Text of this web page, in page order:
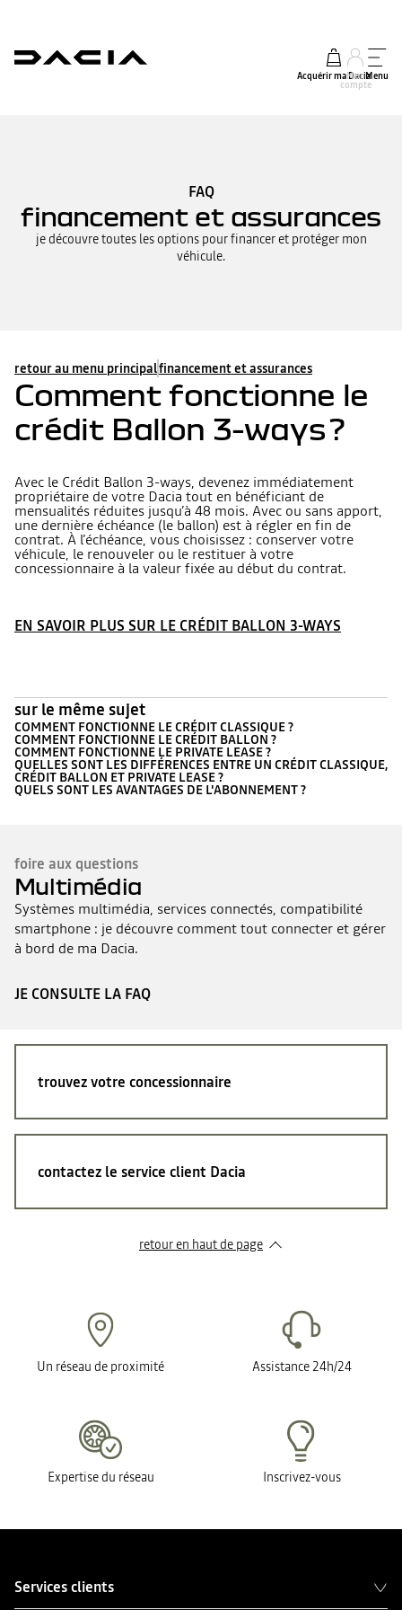
Acquérir ma Dacia
Mon
compte
Menu
FAQ
financement et assurances
je découvre toutes les options pour financer et protéger mon
véhicule.
retour au menu principalfinancement et assurances
Comment fonctionne le
crédit Ballon 3-ways ?
Avec le Crédit Ballon 3-ways, devenez immédiatement
propriétaire de votre Dacia tout en bénéficiant de
mensualités réduites jusqu’à 48 mois. Avec ou sans apport,
une dernière échéance (le ballon) est à régler en fin de
contrat. À l’échéance, vous choisissez : conserver votre
véhicule, le renouveler ou le restituer à votre
concessionnaire à la valeur fixée au début du contrat.
EN SAVOIR PLUS SUR LE CRÉDIT BALLON 3-WAYS
sur le même sujet
COMMENT FONCTIONNE LE CRÉDIT CLASSIQUE ?
COMMENT FONCTIONNE LE CRÉDIT BALLON ?
COMMENT FONCTIONNE LE PRIVATE LEASE ?
QUELLES SONT LES DIFFÉRENCES ENTRE UN CRÉDIT CLASSIQUE,
CRÉDIT BALLON ET PRIVATE LEASE ?
QUELS SONT LES AVANTAGES DE L'ABONNEMENT ?
foire aux questions
Multimédia
Systèmes multimédia, services connectés, compatibilité
smartphone : je découvre comment tout connecter et gérer
à bord de ma Dacia.
JE CONSULTE LA FAQ
trouvez votre concessionnaire
contactez le service client Dacia
retour en haut de page​
Un réseau de proximité Assistance 24h/24
Expertise du réseau Inscrivez-vous
Services clients